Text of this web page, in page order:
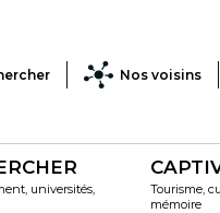
Nos voisins
universités,
Tourisme,
mémoire